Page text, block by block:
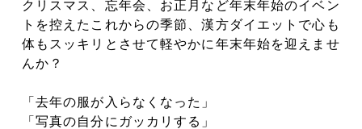
クリスマス、忘年会、お正月など年末年始のイベン
トを控えたこれからの季節、漢方ダイエットで心も
体もスッキリとさせて軽やかに年末年始を迎えませ
んか？
「去年の服が入らなくなった」
「写真の自分にガッカリする」